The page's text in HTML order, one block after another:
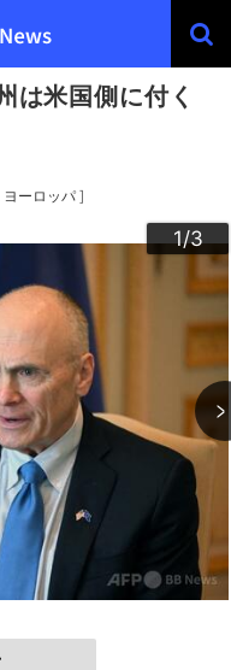
は米国側に付く
ヨーロッパ ]
1/3
2/3
3/3